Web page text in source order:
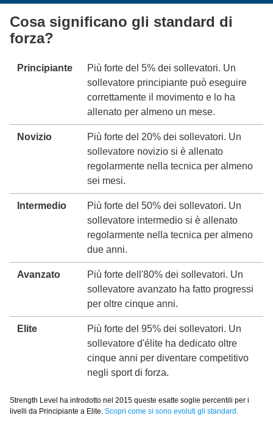
Cosa significano gli standard di
forza?
Principiante
Più forte del 5% dei sollevatori. Un
sollevatore principiante può eseguire
correttamente il movimento e lo ha
allenato per almeno un mese.
Novizio
Più forte del 20% dei sollevatori. Un
sollevatore novizio si è allenato
regolarmente nella tecnica per almeno
sei mesi.
Intermedio
Più forte del 50% dei sollevatori. Un
sollevatore intermedio si è allenato
regolarmente nella tecnica per almeno
due anni.
Avanzato
Più forte dell'80% dei sollevatori. Un
sollevatore avanzato ha fatto progressi
per oltre cinque anni.
Elite
Più forte del 95% dei sollevatori. Un
sollevatore d'élite ha dedicato oltre
cinque anni per diventare competitivo
negli sport di forza.
Strength Level ha introdotto nel 2015 queste esatte soglie percentili per i
livelli da Principiante a Elite. Scopri come si sono evoluti gli standard.